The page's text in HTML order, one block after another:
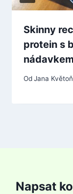
Skinny
protein s
OdJana
Napsat